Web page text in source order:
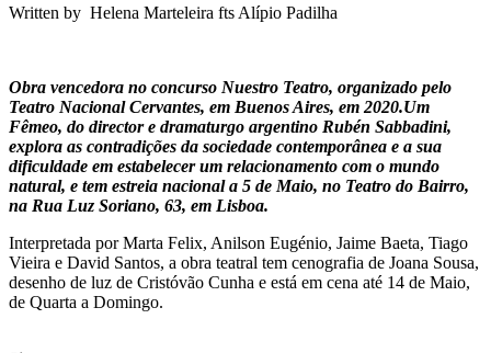
Written by Helena Marteleira fts Alípio Padilha
Obra vencedora no concurso Nuestro Teatro, organizado pelo
Teatro Nacional Cervantes, em Buenos Aires, em 2020.Um
Fêmeo, do director e dramaturgo argentino Rubén Sabbadini,
explora as contradições da sociedade contemporânea e a sua
dificuldade em estabelecer um relacionamento com o mundo
natural, e tem estreia nacional a 5 de Maio, no Teatro do Bairro,
na Rua Luz Soriano, 63, em Lisboa.
Interpretada por Marta Felix, Anilson Eugénio, Jaime Baeta, Tiago
Vieira e David Santos, a obra teatral tem cenografia de Joana Sousa,
desenho de luz de Cristóvão Cunha e está em cena até 14 de Maio,
de Quarta a Domingo.